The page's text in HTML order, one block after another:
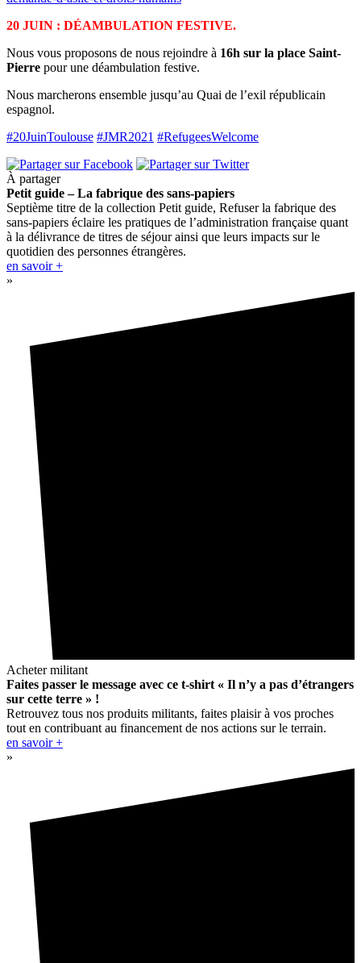
20 JUIN : DÉAMBULATION FESTIVE.
Nous vous proposons de nous rejoindre à 16h sur la place Saint-
Pierre pour une déambulation festive.
Nous marcherons ensemble jusqu’au Quai de l’exil républicain
espagnol.
#20JuinToulouse #JMR2021 #RefugeesWelcome
À partager
Petit guide – La fabrique des sans-papiers
Septième titre de la collection Petit guide, Refuser la fabrique des
sans-papiers éclaire les pratiques de l’administration française quant
à la délivrance de titres de séjour ainsi que leurs impacts sur le
quotidien des personnes étrangères.
en savoir +
»
Acheter militant
Faites passer le message avec ce t-shirt « Il n’y a pas d’étrangers
sur cette terre » !
Retrouvez tous nos produits militants, faites plaisir à vos proches
tout en contribuant au financement de nos actions sur le terrain.
en savoir +
»